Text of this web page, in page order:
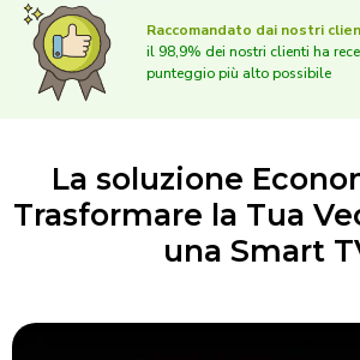
Raccomandato dai nostri
il 98,9% dei nostri clienti ha
punteggio più alto possibile
La soluzione
Trasformare la Tua
una Smart